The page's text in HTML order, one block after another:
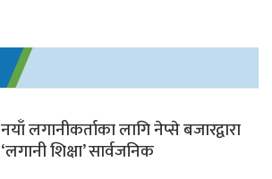
नयाँ लगानीकर्ताका लागि नेप्से बजारद्वारा
‘लगानी शिक्षा’ सार्वजनिक